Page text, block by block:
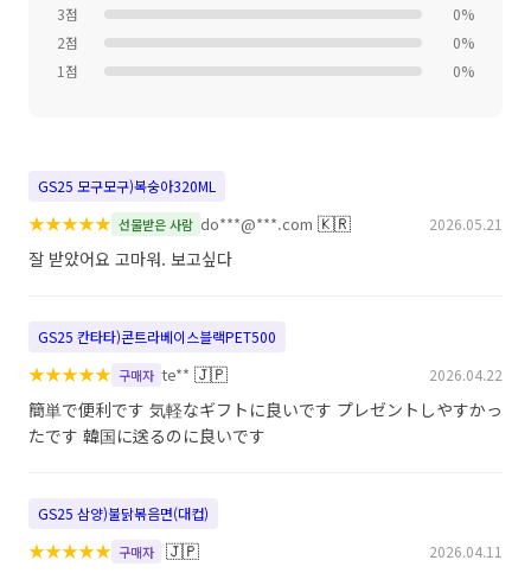
3점
0%
2점
0%
1점
0%
GS25 모구모구)복숭아320ML
★★★★★ 선물받은 사람 do***@***.com 🇰🇷 2026.05.21
잘 받았어요 고마워. 보고싶다
GS25 칸타타)콘트라베이스블랙PET500
★★★★★ 구매자 te** 🇯🇵 2026.04.22
簡単で便利です 気軽なギフトに良いです プレゼントしやすかっ
たです 韓国に送るのに良いです
GS25 삼양)불닭볶음면(대컵)
★★★★★ 구매자 🇯🇵 2026.04.11